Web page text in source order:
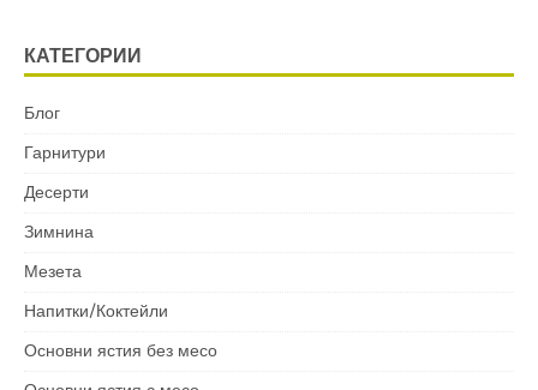
КАТЕГОРИИ
Блог
Гарнитури
Десерти
Зимнина
Мезета
Напитки/Коктейли
Основни ястия без месо